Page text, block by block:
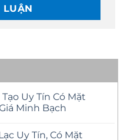
Uy Tín Có Mặt
Minh Bạch
Uy Tín, Có Mặt